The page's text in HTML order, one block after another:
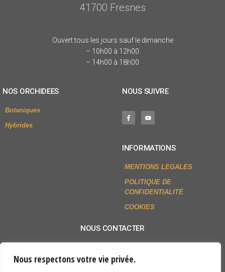
Nous respectons votre vie privée.
41700 Fresnes
Ouvert tous les jours sauf le dimanche
– 10h00 à 12h00
– 14h00 à 18h00
NOS ORCHIDEES
Botaniques
Hybrides
NOUS SUIVRE
INFORMATIONS
MENTIONS LEGALES
POLITIQUE DE
CONFIDENTIALITÉ
COOKIES
NOUS CONTACTER
Envoyer un mail